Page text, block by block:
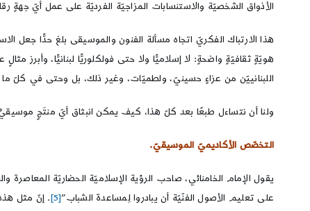
الأذواق الشخصيّة والاستنسابات المزاجيّة الفرديّة على عمل أيّ جهةٍ
هذا الارتباك الفكريّ اتجاه مسألة الفنون والموسيقى بلغ حدًّا جعل
هويّةٍ ثقافيّةٍ واضحةٍ: لا إسلاميًّا ولا حتى فولكلوريًّا لبنانيًّا، وأبرز
اللبنانييّن من عزاءٍ حسينيّ، ولطميّات، وغير ذلك، بل وحتى في كلّ ما
ولنا أن نتساءل طبعًا بعد كلّ هذا، كيف يمكن انبثاق أيّ منتَجٍ
التخصّص الأكاديميّ الموسيقيّ.
يقول الإمام الخامنائي، صاحب الرؤية الإسلاميّة الحضاريّة
على تعليم الأصول الفنّيّة أن يبادروا لِمساعدة الشباب”[5]
. إنّ مثل